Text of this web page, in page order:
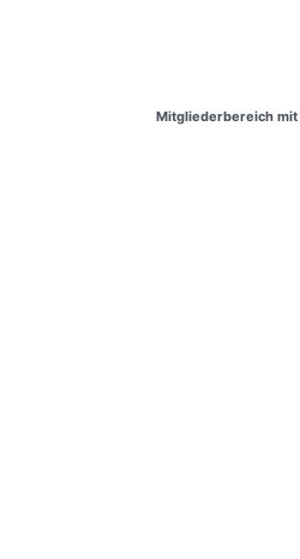
Mitgliederbereich mit